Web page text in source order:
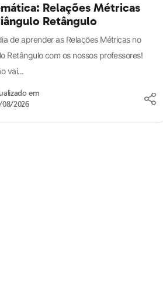
Relações Métricas
Retângulo
de aprender as Relações Métricas no
Retângulo com os nossos professores!
vai...
em
08/2026